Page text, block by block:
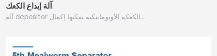
آلة إيداع الكعك
آلة depositor الكعكة الأوتوماتيكية يمكنها إكمال…